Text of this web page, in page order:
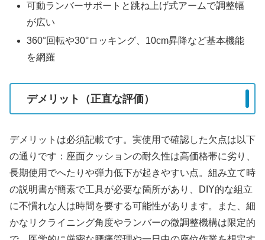
可動ランバーサポートと跳ね上げ式アームで調整幅
が広い
360°回転や30°ロッキング、10cm昇降など基本機能
を網羅
デメリット（正直な評価）
デメリットは必須記載です。実使用で確認した欠点は以下
の通りです：座面クッションの耐久性は高価格帯に劣り、
長期使用でへたりや弾力低下が起きやすい点。組み立て時
の説明書が簡素で工具が必要な箇所があり、DIY的な組立
に不慣れな人は時間を要する可能性があります。また、細
かなリクライニング角度やランバーの微調整機構は限定的